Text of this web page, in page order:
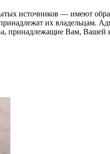
источников — имеют
их владельцам.
принадлежащие Вам, Вашей